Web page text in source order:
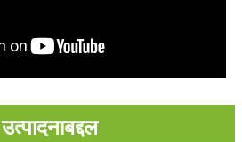
उत्पादनाबद्दल